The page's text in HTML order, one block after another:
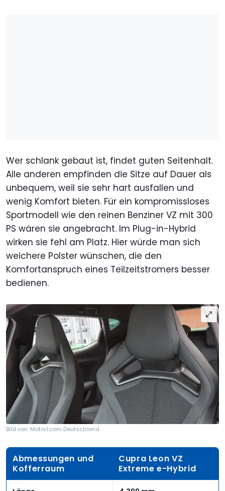
Wer schlank gebaut ist, findet guten Seitenhalt.
Alle anderen empfinden die Sitze auf Dauer als
unbequem, weil sie sehr hart ausfallen und
wenig Komfort bieten. Für ein kompromissloses
Sportmodell wie den reinen Benziner VZ mit 300
PS wären sie angebracht. Im Plug-in-Hybrid
wirken sie fehl am Platz. Hier würde man sich
weichere Polster wünschen, die den
Komfortanspruch eines Teilzeitstromers besser
bedienen.
Bild von: Motor1.com Deutschland
Abmessungen und
Kofferraum
Cupra Leon VZ
Extreme e-Hybrid